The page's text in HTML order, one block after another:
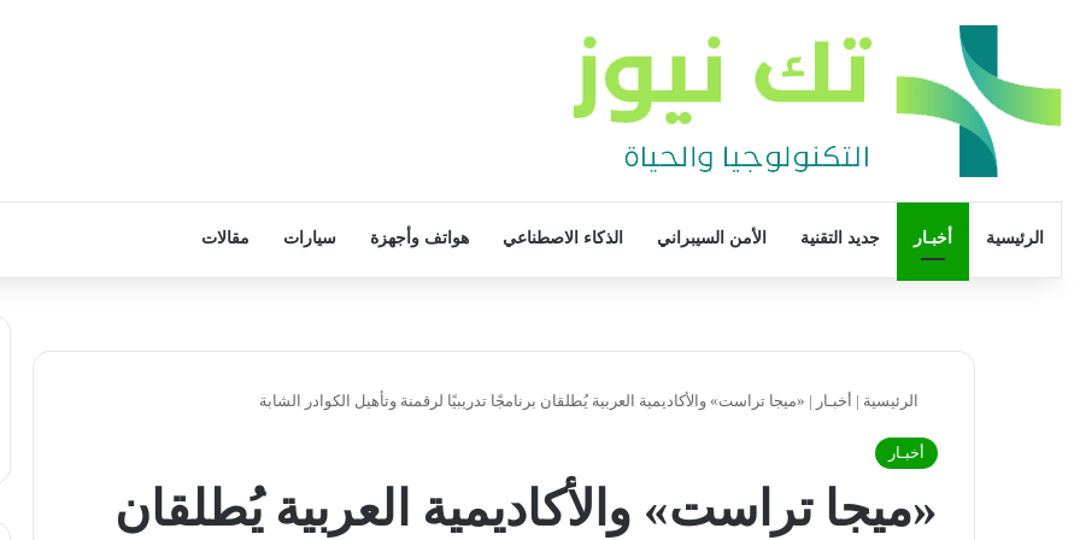
الرئيسية أخبـار جديد التقنية الأمن السيبراني الذكاء الاصطناعي هواتف وأجهزة سيارات مقالات
الرئيسية | أخبـار | «ميجا تراست» والأكاديمية العربية يُطلقان برنامجًا تدريبيًا لرقمنة وتأهيل الكوادر الشابة
أخبـار
«ميجا تراست» والأكاديمية العربية يُطلقان